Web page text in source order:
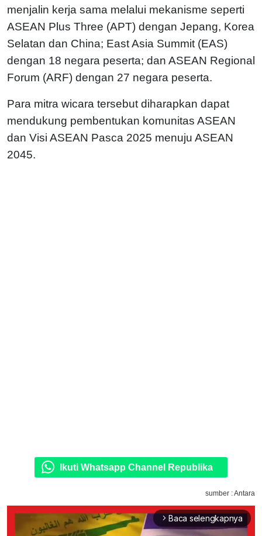
menjalin kerja sama melalui mekanisme seperti
ASEAN Plus Three (APT) dengan Jepang, Korea
Selatan dan China; East Asia Summit (EAS)
dengan 18 negara peserta; dan ASEAN Regional
Forum (ARF) dengan 27 negara peserta.
Para mitra wicara tersebut diharapkan dapat
mendukung pembentukan komunitas ASEAN
dan Visi ASEAN Pasca 2025 menuju ASEAN
2045.
Ikuti Whatsapp Channel Republika
sumber : Antara
arrow_forward_ios Baca selengkapnya